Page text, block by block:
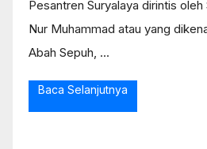
Pesantren Suryalaya dirintis oleh
Nur Muhammad atau yang
Abah Sepuh, ...
Baca Selanjutnya